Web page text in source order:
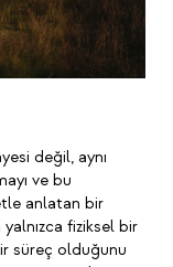
değil, aynı
ve bu
anlatan bir
fiziksel bir
süreç olduğunu